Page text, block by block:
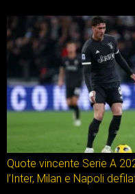
Quote vincente Serie A
l’Inter, Milan e Napoli